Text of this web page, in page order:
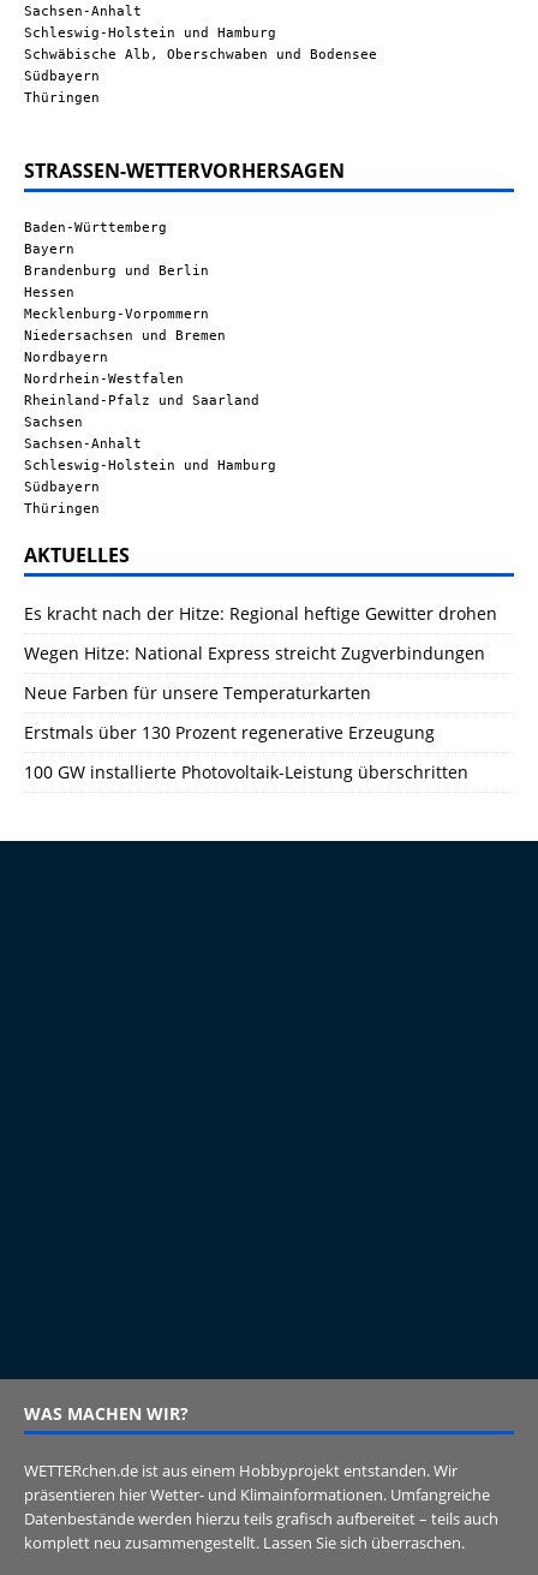
Sachsen-Anhalt
Schleswig-Holstein und Hamburg
Schwäbische Alb, Oberschwaben und Bodensee
Südbayern
Thüringen
STRASSEN-WETTERVORHERSAGEN
Baden-Württemberg
Bayern
Brandenburg und Berlin
Hessen
Mecklenburg-Vorpommern
Niedersachsen und Bremen
Nordbayern
Nordrhein-Westfalen
Rheinland-Pfalz und Saarland
Sachsen
Sachsen-Anhalt
Schleswig-Holstein und Hamburg
Südbayern
Thüringen
AKTUELLES
Es kracht nach der Hitze: Regional heftige Gewitter drohen
Wegen Hitze: National Express streicht Zugverbindungen
Neue Farben für unsere Temperaturkarten
Erstmals über 130 Prozent regenerative Erzeugung
100 GW installierte Photovoltaik-Leistung überschritten
WAS MACHEN WIR?
WETTERchen.de ist aus einem Hobbyprojekt entstanden. Wir
präsentieren hier Wetter- und Klimainformationen. Umfangreiche
Datenbestände werden hierzu teils grafisch aufbereitet – teils auch
komplett neu zusammengestellt. Lassen Sie sich überraschen.